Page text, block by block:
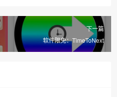
下一篇
软件限免：TimeToNext